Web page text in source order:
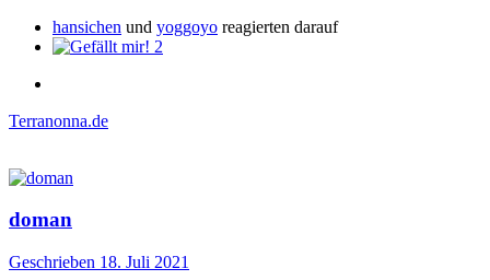
hansichen und yoggoyo reagierten darauf
2
Terranonna.de
doman
Geschrieben 18. Juli 2021